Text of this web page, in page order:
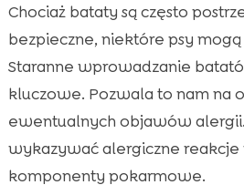
Chociaż bataty są często
bezpieczne, niektóre psy mogą
Staranne wprowadzanie
kluczowe. Pozwala to nam na
ewentualnych objawów
wykazywać alergiczne reakcje
komponenty pokarmowe.